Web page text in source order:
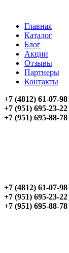
Главная
Каталог
Блог
Акции
Отзывы
Партнеры
Контакты
+7 (4812) 61-07-98
+7 (951) 695-23-22
+7 (951) 695-88-78
+7 (4812) 61-07-98
+7 (951) 695-23-22
+7 (951) 695-88-78